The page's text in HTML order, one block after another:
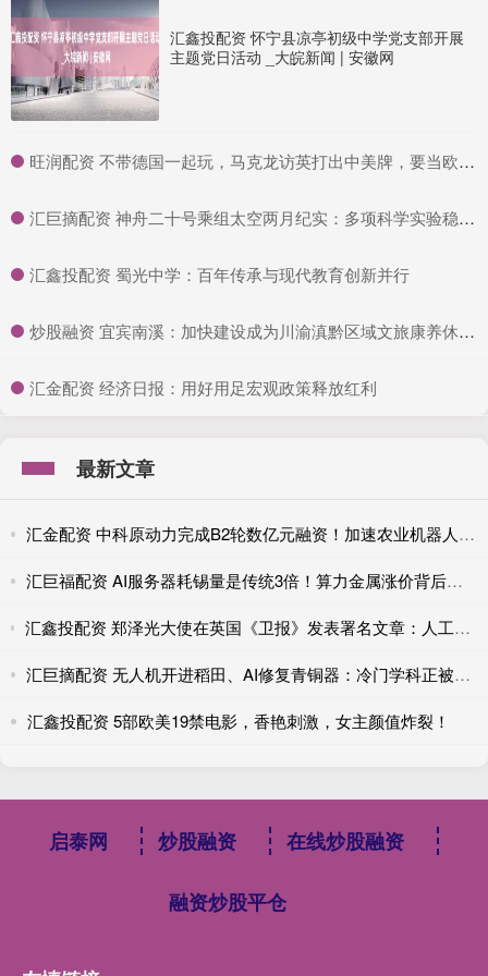
汇鑫投配资 怀宁县凉亭初级中学党支部开展
主题党日活动 _大皖新闻 | 安徽网
​旺润配资 不带德国一起玩，马克龙访英打出中美牌，要当欧洲老大_法国_英法_英国
​汇巨摘配资 神舟二十号乘组太空两月纪实：多项科学实验稳步推进，探索宇宙奥秘
​汇鑫投配资 蜀光中学：百年传承与现代教育创新并行
​炒股融资 宜宾南溪：加快建设成为川渝滇黔区域文旅康养休闲旅游目的地
​汇金配资 经济日报：用好用足宏观政策释放红利
最新文章
汇金配资 中科原动力完成B2轮数亿元融资！加速农业机器人规模化应用
汇巨福配资 AI服务器耗锡量是传统3倍！算力金属涨价背后的真实供需账
汇鑫投配资 郑泽光大使在英国《卫报》发表署名文章：人工智能的未来取决于开放合作，中英合作互利共赢
汇巨摘配资 无人机开进稻田、AI修复青铜器：冷门学科正被技术‘破壁’，催生高薪新职业
汇鑫投配资 5部欧美19禁电影，香艳刺激，女主颜值炸裂！
启泰网 炒股融资 在线炒股融资
融资炒股平仓